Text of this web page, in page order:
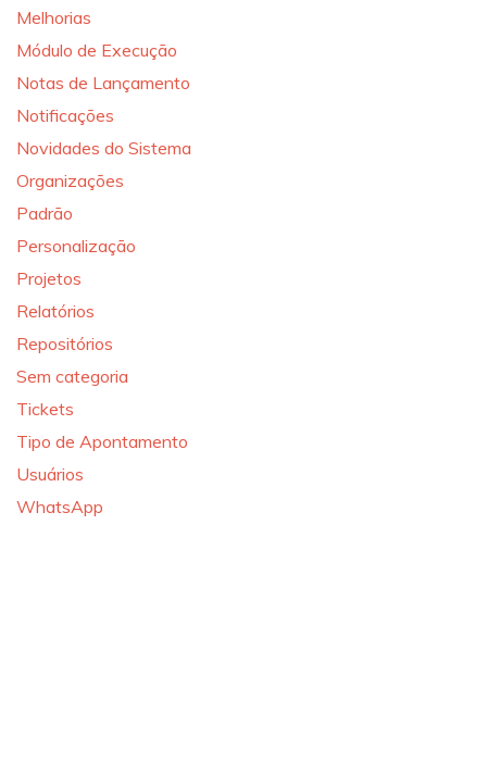
Melhorias
Módulo de Execução
Notas de Lançamento
Notificações
Novidades do Sistema
Organizações
Padrão
Personalização
Projetos
Relatórios
Repositórios
Sem categoria
Tickets
Tipo de Apontamento
Usuários
WhatsApp